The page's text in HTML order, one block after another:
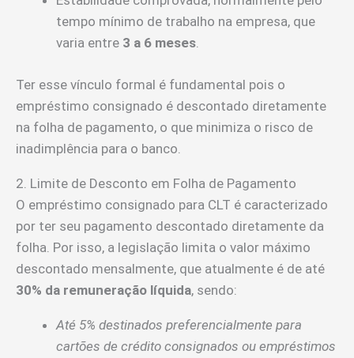
tempo mínimo de trabalho na empresa, que
varia entre 3 a 6 meses.
Ter esse vínculo formal é fundamental pois o
empréstimo consignado é descontado diretamente
na folha de pagamento, o que minimiza o risco de
inadimplência para o banco.
2. Limite de Desconto em Folha de Pagamento
O empréstimo consignado para CLT é caracterizado
por ter seu pagamento descontado diretamente da
folha. Por isso, a legislação limita o valor máximo
descontado mensalmente, que atualmente é de até
30% da remuneração líquida, sendo:
Até 5% destinados preferencialmente para
cartões de crédito consignados ou empréstimos